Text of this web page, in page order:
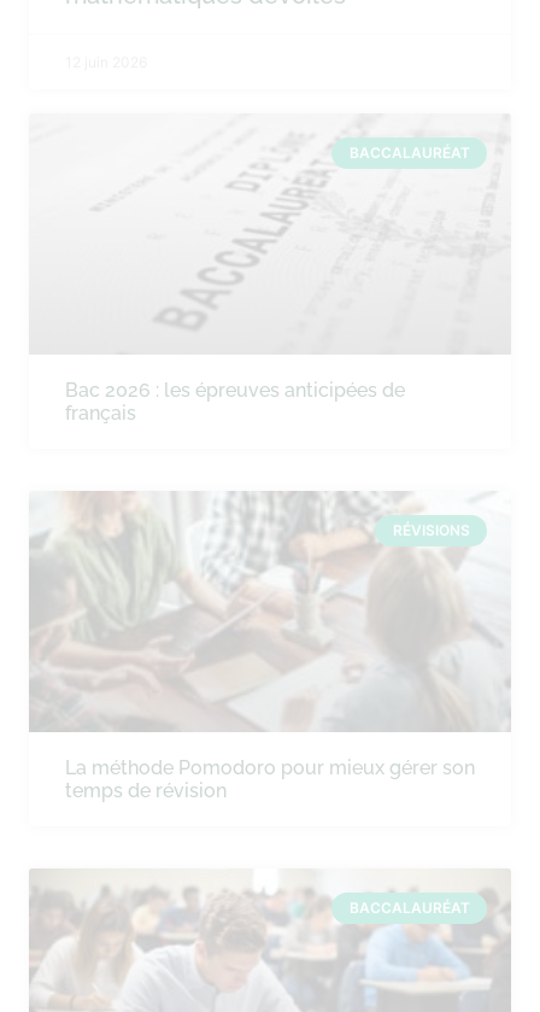
BACCALAURÉAT
Bac 2026 : les épreuves anticipées de
français
RÉVISIONS
La méthode Pomodoro pour mieux gérer son
temps de révision
BACCALAURÉAT